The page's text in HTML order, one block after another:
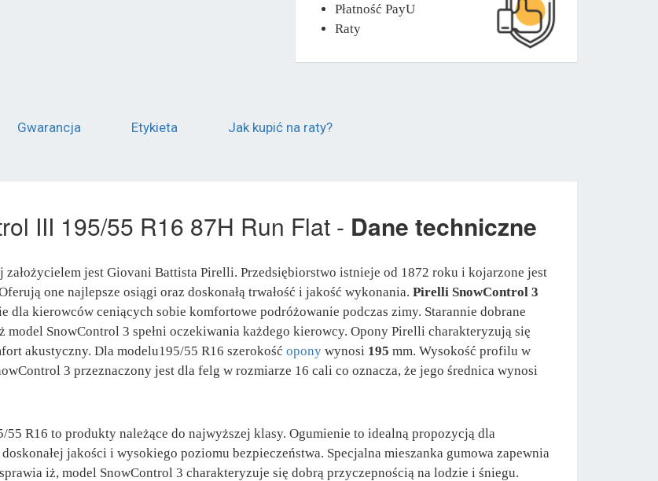
Płatność PayU
Raty
Gwarancja Etykieta Jak kupić na raty?
III 195/55 R16 87H Run Flat - Dane techniczne
założycielem jest Giovani Battista Pirelli. Przedsiębiorstwo istnieje od 1872 roku i kojarzone jest
one najlepsze osiągi oraz doskonałą trwałość i jakość wykonania. Pirelli SnowControl 3
dla kierowców ceniących sobie komfortowe podróżowanie podczas zimy. Starannie dobrane
SnowControl 3 spełni oczekiwania każdego kierowcy. Opony Pirelli charakteryzują się
akustyczny. Dla modelu195/55 R16 szerokość opony wynosi 195 mm. Wysokość profilu w
3 przeznaczony jest dla felg w rozmiarze 16 cali co oznacza, że jego średnica wynosi
55 R16 to produkty należące do najwyższej klasy. Ogumienie to idealną propozycją dla
jakości i wysokiego poziomu bezpieczeństwa. Specjalna mieszanka gumowa zapewnia
iż, model SnowControl 3 charakteryzuje się dobrą przyczepnością na lodzie i śniegu.